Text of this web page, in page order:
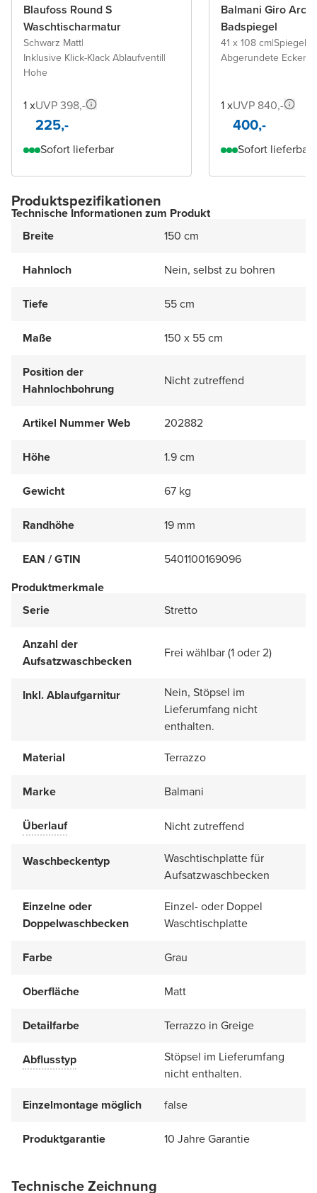
Blaufoss Round S
Waschtischarmatur
Schwarz Matt|
Inklusive Klick-Klack Ablaufventil|
Hohe
1 xUVP 398,-
225,-
Sofort lieferbar
Balmani Giro
Badspiegel
41 x 108 cm|Spiegel
Abgerundete Ecken
1 xUVP 840,-
400,-
Sofort lieferbar
Produktspezifikationen
Technische Informationen zum Produkt
Breite
150 cm
Hahnloch Nein, selbst zu bohren
Tiefe 55 cm
Maße 150 x 55 cm
Position der
Hahnlochbohrung
Nicht zutreffend
Artikel Nummer Web 202882
Höhe 1.9 cm
Gewicht 67 kg
Randhöhe 19 mm
EAN / GTIN
5401100169096
Produktmerkmale
Serie
Stretto
Anzahl der
Aufsatzwaschbecken
Frei wählbar (1 oder 2)
Inkl. Ablaufgarnitur
Nein, Stöpsel im
Lieferumfang nicht
enthalten.
Material
Terrazzo
Marke Balmani
Überlauf Nicht zutreffend
Waschbeckentyp
Waschtischplatte für
Aufsatzwaschbecken
Einzelne oder
Doppelwaschbecken
Einzel- oder Doppel
Waschtischplatte
Farbe Grau
Oberfläche Matt
Detailfarbe Terrazzo in Greige
Abflusstyp
Stöpsel im Lieferumfang
nicht enthalten.
Einzelmontage möglich
false
Produktgarantie 10 Jahre Garantie
Technische Zeichnung